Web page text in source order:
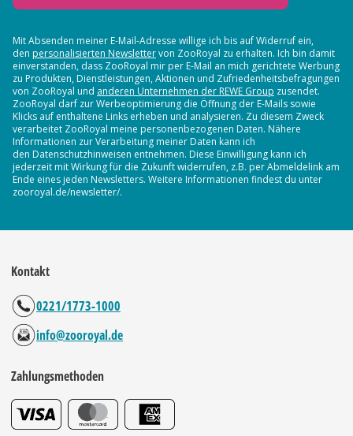
Mit Absenden meiner E-Mail-Adresse willige ich bis auf Widerruf ein,
den personalisierten Newslettervon ZooRoyal zu erhalten. Ich bin damit
einverstanden, dass ZooRoyal mir per E-Mail an mich gerichtete Werbung
zu Produkten, Dienstleistungen, Aktionen und Zufriedenheitsbefragungen
von ZooRoyal und anderen Unternehmen der REWE Group zusendet.
ZooRoyal darf zur Werbeoptimierung die Öffnung der E-Mails sowie
Klicks auf enthaltene Links erheben und analysieren. Zu diesem Zweck
verarbeitet ZooRoyal meine personenbezogenen Daten. Nähere
Informationen zur Verarbeitung meiner Daten kann ich
den Datenschutzhinweisen entnehmen. Diese Einwilligung kann ich
jederzeit mit Wirkung für die Zukunft widerrufen, z.B. per Abmeldelink am
Ende eines jeden Newsletters. Weitere Informationen findest du unter
zooroyal.de/newsletter/.
Kontakt
0221/1773-1000
info@zooroyal.de
Zahlungsmethoden